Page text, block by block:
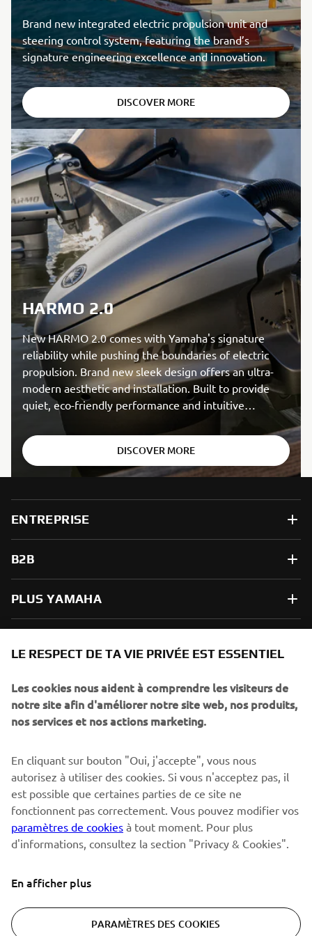
Brand new integrated electric propulsion unit and
steering control system, featuring the brand’s
signature engineering excellence and innovation.
DISCOVER MORE
HARMO 2.0
New HARMO 2.0 comes with Yamaha's signature
reliability while pushing the boundaries of electric
propulsion. Brand new sleek design offers an ultra-
modern aesthetic and installation. Built to provide
quiet, eco-friendly performance and intuitive
handling.
DISCOVER MORE
ENTREPRISE
B2B
PLUS YAMAHA
NEWSLETTER
Sois le premier à découvrir les dernières offres, les événements
spéciaux, les lancements de produits, etc.
S'ABONNER
Lisez notre politique de confidentialité pour savoir comment
nous traitons vos données personnelles :
Politique de
Switzerland (French)
LE RESPECT DE TA VIE PRIVÉE EST ESSENTIEL
Les cookies nous aident à comprendre les visiteurs de
notre site afin d'améliorer notre site web, nos produits,
nos services et nos actions marketing.
En cliquant sur bouton "Oui, j'accepte", vous nous
autorisez à utiliser des cookies. Si vous n'acceptez pas, il
est possible que certaines parties de ce site ne
fonctionnent pas correctement. Vous pouvez modifier vos
paramètres de cookies à tout moment. Pour plus
d'informations, consultez la section "Privacy & Cookies".
En afficher plus
PARAMÈTRES DES COOKIES